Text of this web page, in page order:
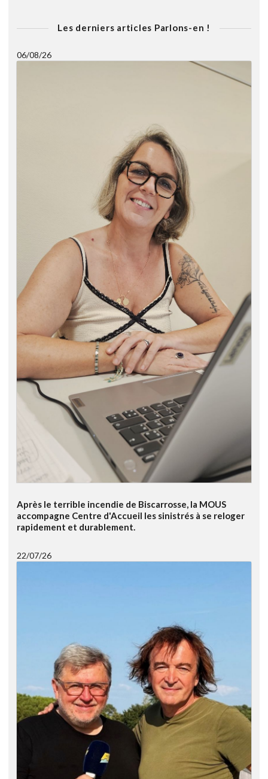
Les derniers articles Parlons-en !
06/08/26
Après le terrible incendie de Biscarrosse, la MOUS
accompagne Centre d'Accueil les sinistrés à se reloger
rapidement et durablement.
22/07/26